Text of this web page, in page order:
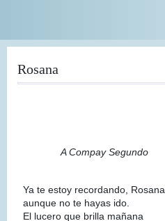
contenido
Rosana
A Compay Segundo
Ya te estoy recordando, Rosana,
aunque no te hayas ido.
El lucero que brilla mañana